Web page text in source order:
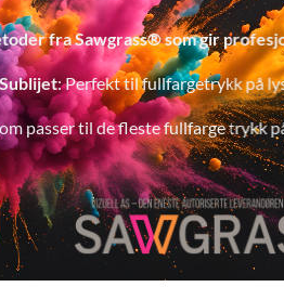
fra Sawgrass® som gir
: Perfekt til fullfargetrykk på
passer til de fleste fullfarge trykk